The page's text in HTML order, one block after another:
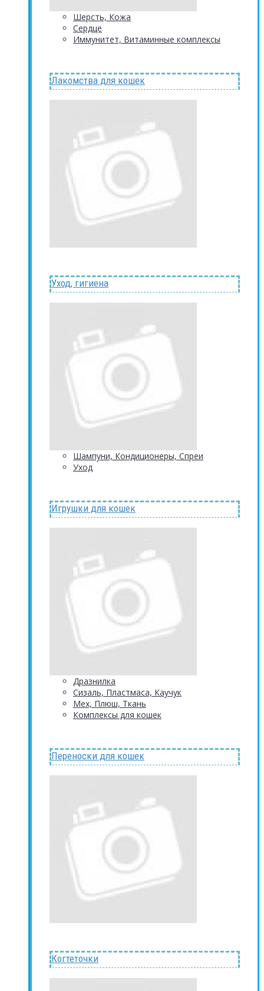
Шерсть, Кожа
Сердце
Иммунитет, Витаминные комплексы
Лакомства для кошек
Уход, гигиена
Шампуни, Кондиционеры, Спреи
Уход
Игрушки для кошек
Дразнилка
Сизаль, Пластмаса, Каучук
Мех, Плюш, Ткань
Комплексы для кошек
Переноски для кошек
Когтеточки